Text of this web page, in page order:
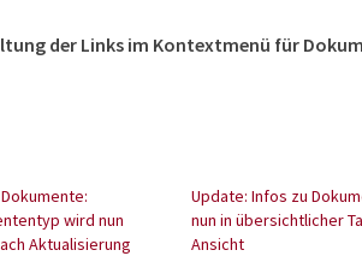
der Links im Kontextmenü für
wird nun
Aktualisierung
Update: Infos zu
nun in übersichtlicher
Ansicht